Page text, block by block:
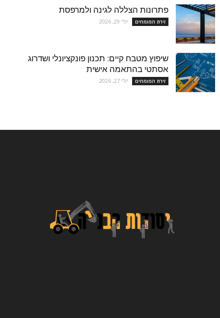
פתרונות הצללה לגינה ולמרפסת
זירת המומחים יולי 29, 2026
שיפוץ מטבח קיים: תכנון פונקציונלי ושדרוג
אסתטי בהתאמה אישית
זירת המומחים יולי 27, 2026